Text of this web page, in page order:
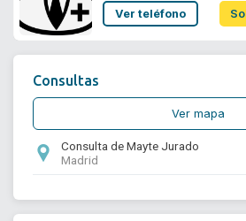
Soporte
Ver teléfono
Consultas
Ver mapa
Consulta de Mayte Jurado
Madrid